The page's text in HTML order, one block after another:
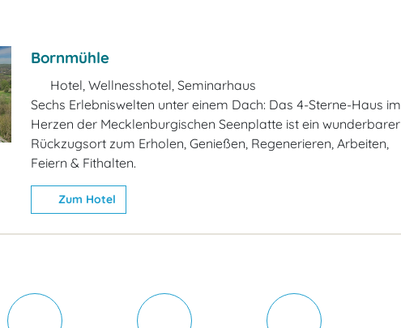
Bornmühle
Hotel, Wellnesshotel, Seminarhaus
Sechs Erlebniswelten unter einem Dach: Das 4-Sterne-Haus im
Herzen der Mecklenburgischen Seenplatte ist ein wunderbarer
Rückzugsort zum Erholen, Genießen, Regenerieren, Arbeiten,
Feiern & Fithalten.
Zum Hotel